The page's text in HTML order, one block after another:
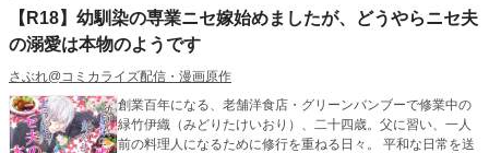
【R18】幼馴染の専業ニセ嫁始めましたが、どうやらニセ夫
の溺愛は本物のようです
さぶれ@コミカライズ配信・漫画原作
創業百年になる、老舗洋食店・グリーンバンブーで修業中の
緑竹伊織（みどりたけいおり）、二十四歳。父に習い、一人
前の料理人になるために修行を重ねる日々。 平和な日常を送